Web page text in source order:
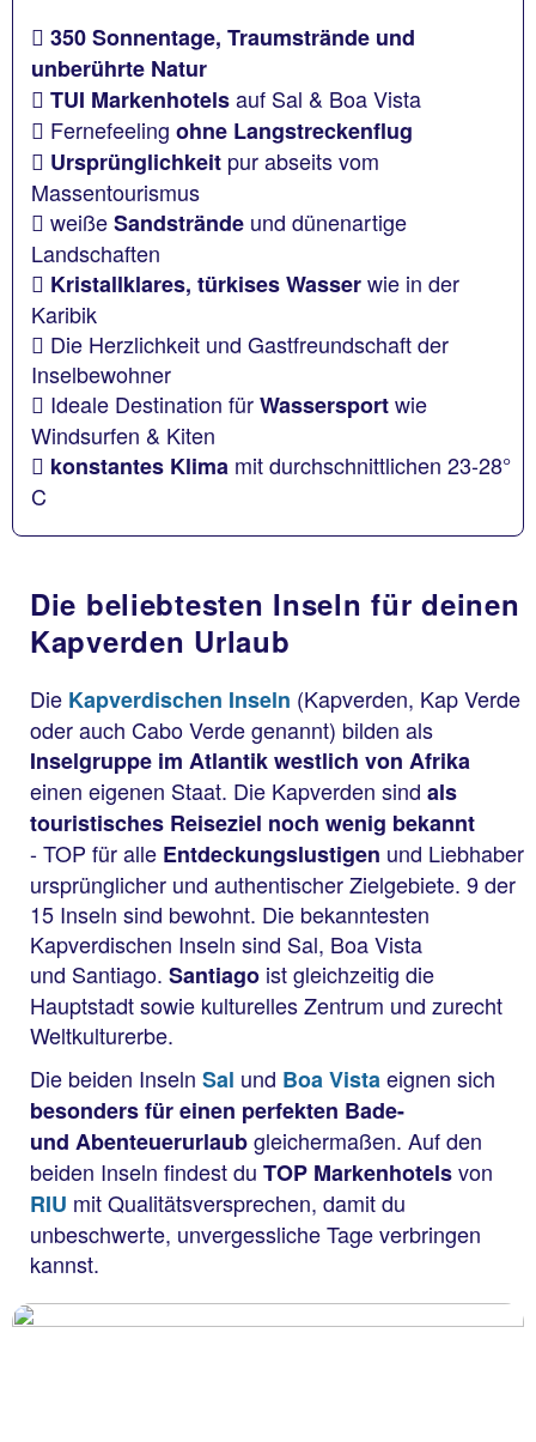
350 Sonnentage, Traumstrände und
unberührte Natur
TUI Markenhotelsauf Sal & Boa Vista
Fernefeeling ohne Langstreckenflug
Ursprünglichkeit pur abseits vom
Massentourismus
weißeSandstrände und dünenartige
Landschaften
Kristallklares, türkises Wasserwie in der
Karibik
Die Herzlichkeit und Gastfreundschaft der
Inselbewohner
Ideale Destination fürWassersportwie
Windsurfen & Kiten
konstantes Klima mit durchschnittlichen 23-28°
C
Die beliebtesten Inseln für deinen
Kapverden Urlaub
Die Kapverdischen Inseln (Kapverden, Kap Verde
oder auch Cabo Verde genannt) bilden als
Inselgruppe im Atlantik westlich von Afrika
einen eigenen Staat. Die Kapverden sind als
touristisches Reiseziel noch wenig bekannt
- TOP für alle Entdeckungslustigen und Liebhaber
ursprünglicher und authentischer Zielgebiete. 9 der
15 Inseln sind bewohnt. Die bekanntesten
Kapverdischen Inseln sind Sal, Boa Vista
und Santiago. Santiago ist gleichzeitig die
Hauptstadt sowie kulturelles Zentrum und zurecht
Weltkulturerbe.
Die beiden Inseln Sal und Boa Vistaeignen sich
besonders für einen perfekten Bade-
und Abenteuerurlaubgleichermaßen. Auf den
beiden Inseln findest du TOP Markenhotelsvon
RIU mit Qualitätsversprechen, damit du
unbeschwerte, unvergessliche Tage verbringen
kannst.